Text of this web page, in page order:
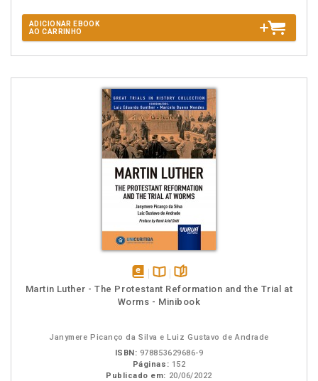
ADICIONAR EBOOK
AO CARRINHO
disponível
em
Disponível
na
páginas
Martin Luther - The Protestant Reformation and the Trial at
Worms - Minibook
Janymere Picanço da Silva e Luiz Gustavo de Andrade
ISBN: 978853629686-9
Páginas: 152
Publicado em: 20/06/2022